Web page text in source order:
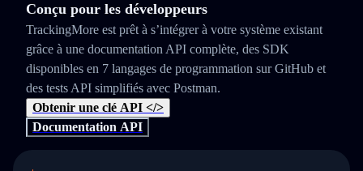
Conçu pour les développeurs
TrackingMore est prêt à s’intégrer à votre système existant
grâce à une documentation API complète, des SDK
disponibles en 7 langages de programmation sur GitHub et
des tests API simplifiés avec Postman.
Obtenir une clé API </>
Documentation API